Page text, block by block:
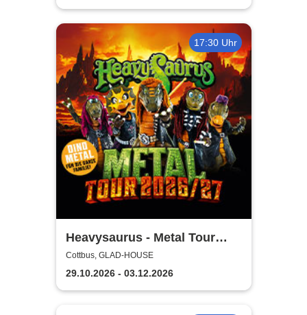
17:30 Uhr
Heavysaurus - Metal Tour
2026/27
Cottbus, GLAD-HOUSE
29.10.2026 - 03.12.2026